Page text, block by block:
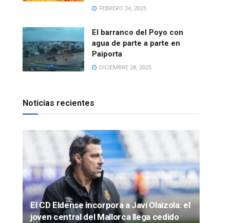
FEBRERO 24, 2025
El barranco del Poyo con
agua de parte a parte en
Paiporta
DICIEMBRE 28, 2025
Noticias recientes
El CD Eldense incorpora a Javi Olaizola: el
joven central del Mallorca llega cedido